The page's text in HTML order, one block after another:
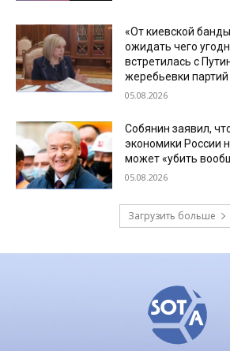
«От киевской
ожидать чего
встретилась с
жеребьевки партий
05.08.2026
Собянин заявил,
экономики России
может «убить
05.08.2026
Загрузить больше